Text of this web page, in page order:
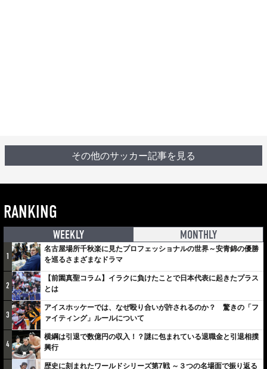
その他のサッカー記事を見る
RANKING
WEEKLY MONTHLY
1
名古屋場所千秋楽に見たプロフェッショナルの世界～安青錦の優勝
を巡るさまざまなドラマ
2
【前園真聖コラム】イラクに負けたことで日本代表に起きたプラス
とは
3
アイスホッケーでは、なぜ殴り合いが許されるのか？ 驚きの「フ
ァイティング」ルールについて
4
横綱は引退で数億円の収入！？謎に包まれている退職金と引退相撲
興行
歴史に刻まれたワールドシリーズ第7戦 ～３つの名場面で振り返る